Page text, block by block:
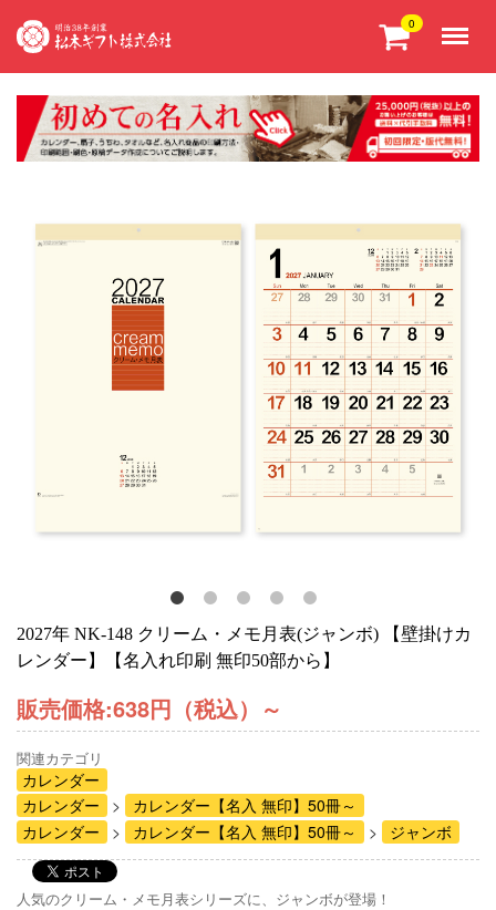
0
2027年 NK-148 クリーム・メモ月表(ジャンボ) 【壁掛けカ
レンダー】【名入れ印刷 無印50部から】
販売価格:638円（税込） ～
関連カテゴリ
カレンダー
カレンダー
カレンダー【名入 無印】50冊～
カレンダー
カレンダー【名入 無印】50冊～ ジャンボ
人気のクリーム・メモ月表シリーズに、ジャンボが登場！